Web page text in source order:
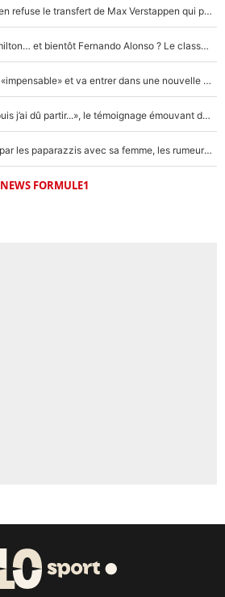
F1 - Une légende de McLaren refuse le transfert de Max Verstappen qui pourrait «faire des vagues» et plomber l'ambiance dans l'équipe
Max Verstappen, Lewis Hamilton… et bientôt Fernando Alonso ? Le classement des pilotes les mieux payés en Formule 1 risque de changer !
F1 - Alpine signe un accord «impensable» et va entrer dans une nouvelle dimension : Grande nouvelle pour Pierre Gasly !
F1 : « Je lui ai fait un câlin, puis j’ai dû partir...», le témoignage émouvant de Max Verstappen sur sa fille
F1 : Charles Leclerc surpris par les paparazzis avec sa femme, les rumeurs étaient vraies !
NEWS FORMULE1